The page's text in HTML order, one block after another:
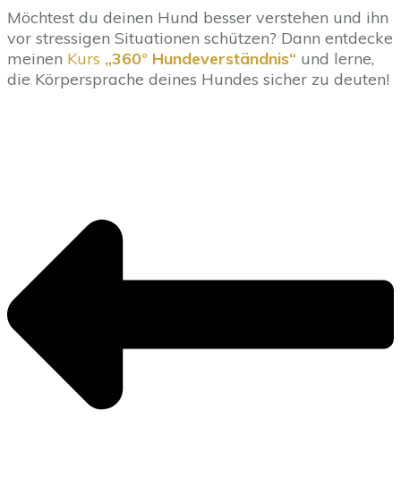
Möchtest du deinen Hund besser verstehen und ihn
vor stressigen Situationen schützen? Dann entdecke
meinen Kurs „360° Hundeverständnis“ und lerne,
die Körpersprache deines Hundes sicher zu deuten!